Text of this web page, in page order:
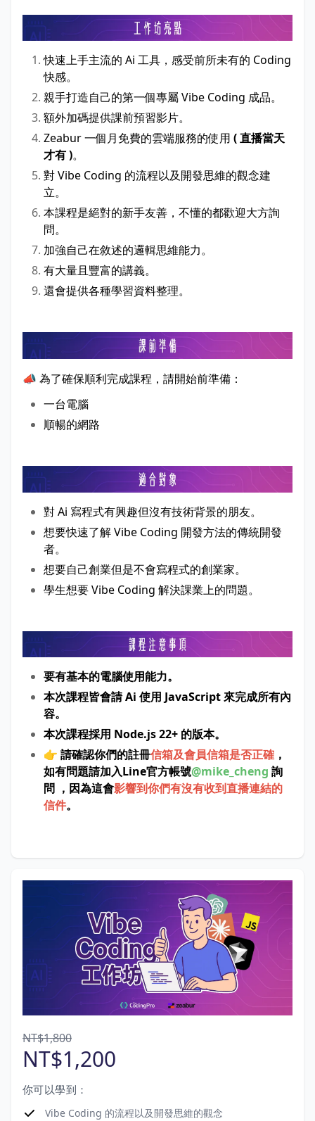
快速上手主流的 Ai 工具，感受前所未有的 Coding
快感。
親手打造自己的第一個專屬 Vibe Coding 成品。
額外加碼提供課前預習影片。
Zeabur 一個月免費的雲端服務的使用 ( 直播當天
才有 )。
對 Vibe Coding 的流程以及開發思維的觀念建
立。
本課程是絕對的新手友善，不懂的都歡迎大方詢
問。
加強自己在敘述的邏輯思維能力。
有大量且豐富的講義。
還會提供各種學習資料整理。
📣 為了確保順利完成課程，請開始前準備：
一台電腦
順暢的網路
對 Ai 寫程式有興趣但沒有技術背景的朋友。
想要快速了解 Vibe Coding 開發方法的傳統開發
者。
想要自己創業但是不會寫程式的創業家。
學生想要 Vibe Coding 解決課業上的問題。
要有基本的電腦使用能力。
本次課程皆會請 Ai 使用 JavaScript 來完成所有內
容。
本次課程採用 Node.js 22+ 的版本。
👉 請確認你們的註冊信箱及會員信箱是否正確 ，
如有問題請加入Line官方帳號@mike_cheng 詢
問 ，因為這會影響到你們有沒有收到直播連結的
信件。
NT$1,800
NT$1,200
你可以學到：
Vibe Coding 的流程以及開發思維的觀念